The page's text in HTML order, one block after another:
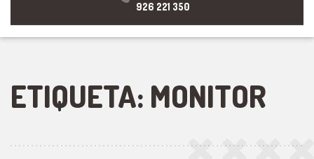
926 221 350
ETIQUETA: MONITOR